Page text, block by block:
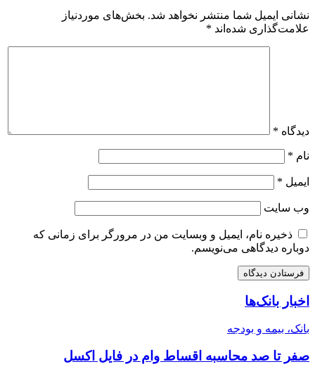
نشانی ایمیل شما منتشر نخواهد شد. بخش‌های موردنیاز
علامت‌گذاری شده‌اند *
دیدگاه *
نام *
ایمیل *
وب‌ سایت
ذخیره نام، ایمیل و وبسایت من در مرورگر برای زمانی که
دوباره دیدگاهی می‌نویسم.
اخبار بانک‌ها
بانک، بیمه و بودجه
صفر تا صد محاسبه اقساط وام در فایل اکسل